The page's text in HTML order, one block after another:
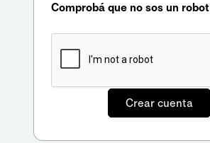
Comprobá que no sos un robot